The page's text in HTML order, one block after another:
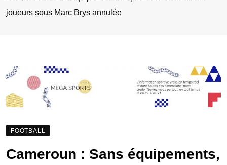
joueurs sous Marc Brys annulée
FOOTBALL
Cameroun : Sans équipements,